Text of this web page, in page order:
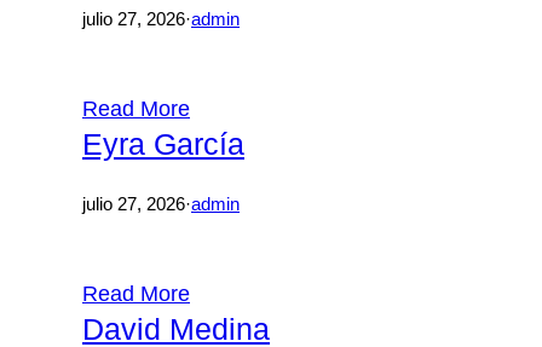
julio 27, 2026·admin
Read More
Eyra García
julio 27, 2026·admin
Read More
David Medina